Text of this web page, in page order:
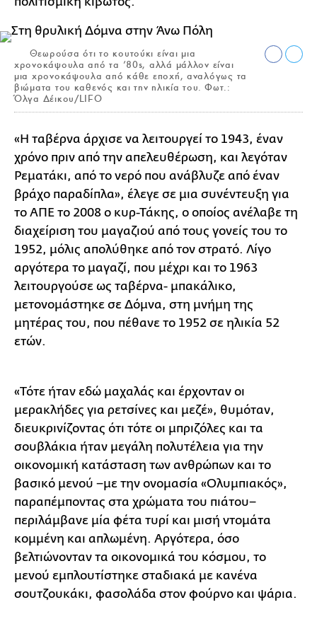
Θεωρούσα ότι το κουτούκι είναι μια
χρονοκάψουλα από τα ’80s, αλλά μάλλον είναι
μια χρονοκάψουλα από κάθε εποχή, αναλόγως τα
βιώματα του καθενός και την ηλικία του. Φωτ.:
Όλγα Δέικου/LIFO
«Η ταβέρνα άρχισε να λειτουργεί το 1943, έναν
χρόνο πριν από την απελευθέρωση, και λεγόταν
Ρεματάκι, από το νερό που ανάβλυζε από έναν
βράχο παραδίπλα», έλεγε σε μια συνέντευξη για
το ΑΠΕ το 2008 ο κυρ-Τάκης, ο οποίος ανέλαβε τη
διαχείριση του μαγαζιού από τους γονείς του το
1952, μόλις απολύθηκε από τον στρατό. Λίγο
αργότερα το μαγαζί, που μέχρι και το 1963
λειτουργούσε ως ταβέρνα- μπακάλικο,
μετονομάστηκε σε Δόμνα, στη μνήμη της
μητέρας του, που πέθανε το 1952 σε ηλικία 52
ετών.
«Τότε ήταν εδώ μαχαλάς και έρχονταν οι
μερακλήδες για ρετσίνες και μεζέ», θυμόταν,
διευκρινίζοντας ότι τότε οι μπριζόλες και τα
σουβλάκια ήταν μεγάλη πολυτέλεια για την
οικονομική κατάσταση των ανθρώπων και το
βασικό μενού −με την ονομασία «Ολυμπιακός»,
παραπέμποντας στα χρώματα του πιάτου−
περιλάμβανε μία φέτα τυρί και μισή ντομάτα
κομμένη και απλωμένη. Αργότερα, όσο
βελτιώνονταν τα οικονομικά του κόσμου, το
μενού εμπλουτίστηκε σταδιακά με κανένα
σουτζουκάκι, φασολάδα στον φούρνο και ψάρια.